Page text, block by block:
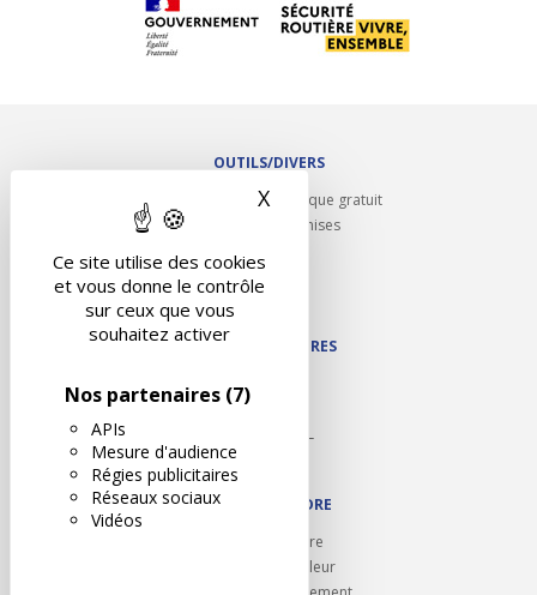
Ce site utilise des cookies
et vous donne le contrôle
sur ceux que vous
souhaitez activer
Nos partenaires (7)
APIs
Mesure d'audience
Régies publicitaires
Réseaux sociaux
Vidéos
X Masquer le bandeau des
OUTILS/DIVERS
Rappel contrôle technique gratuit
Partenariats/Remises
Contact
NOS PARTENAIRES
Autodidact
Karoil
Autovision PL
Motovision
NOUS REJOINDRE
Ouvrir un centre
Devenez contrôleur